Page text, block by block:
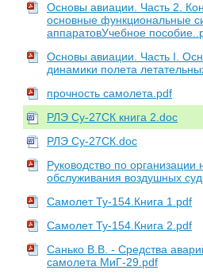
Основы авиации. Часть 2.
основные функциональные
аппаратовУчебное
Основы авиации. Часть I.
динамики полета
прочность самолета.pdf
РЛЭ Су-27СК книга 2.doc
РЛЭ Су-27СК.doc
Руководство по организации
обслуживания воздушных
Самолет Ту-154.Книга 1.pdf
Самолет Ту-154.Книга 2.pdf
Санько В.В. - Средства
самолета МиГ-29.pdf